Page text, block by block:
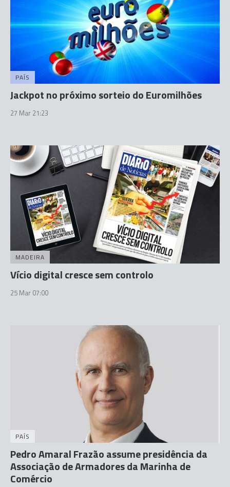
PAÍS
Jackpot no próximo sorteio do Euromilhões
27 Mar 21:23
MADEIRA
Vício digital cresce sem controlo
25 Mar 07:00
PAÍS
Pedro Amaral Frazão assume presidência da
Associação de Armadores da Marinha de
Comércio